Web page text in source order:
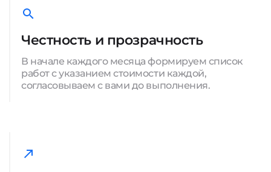
Честность и прозрачность
В начале каждого месяца формируем список
работ с указанием стоимости каждой,
согласовываем с вами до выполнения.